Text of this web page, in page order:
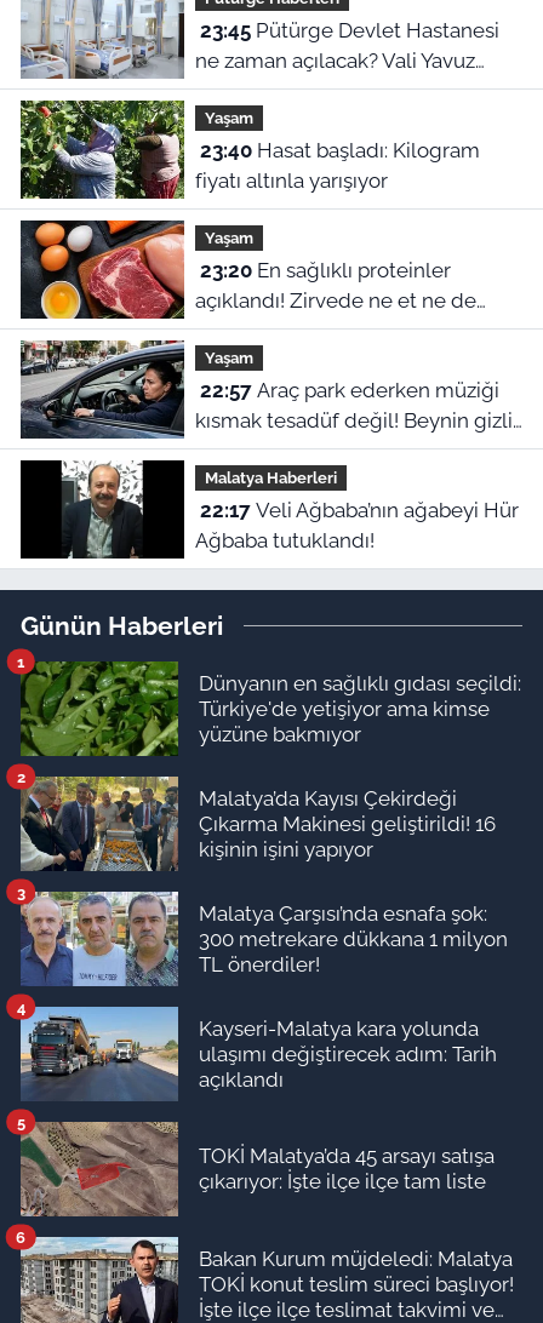
23:45Pütürge Devlet Hastanesi
ne zaman açılacak? Vali Yavuz
açıkladı
Yaşam
23:40Hasat başladı: Kilogram
fiyatı altınla yarışıyor
Yaşam
23:20En sağlıklı proteinler
açıklandı! Zirvede ne et ne de
yumurta var
Yaşam
22:57Araç park ederken müziği
kısmak tesadüf değil! Beynin gizli
refleksiymiş
Malatya Haberleri
22:17Veli Ağbaba’nın ağabeyi Hür
Ağbaba tutuklandı!
Günün Haberleri
Dünyanın en sağlıklı gıdası seçildi:
Türkiye'de yetişiyor ama kimse
yüzüne bakmıyor
1
Malatya’da Kayısı Çekirdeği
Çıkarma Makinesi geliştirildi! 16
kişinin işini yapıyor
2
Malatya Çarşısı’nda esnafa şok:
300 metrekare dükkana 1 milyon
TL önerdiler!
3
Kayseri-Malatya kara yolunda
ulaşımı değiştirecek adım: Tarih
açıklandı
4
TOKİ Malatya’da 45 arsayı satışa
çıkarıyor: İşte ilçe ilçe tam liste
5
Bakan Kurum müjdeledi: Malatya
TOKİ konut teslim süreci başlıyor!
İşte ilçe ilçe teslimat takvimi ve
6